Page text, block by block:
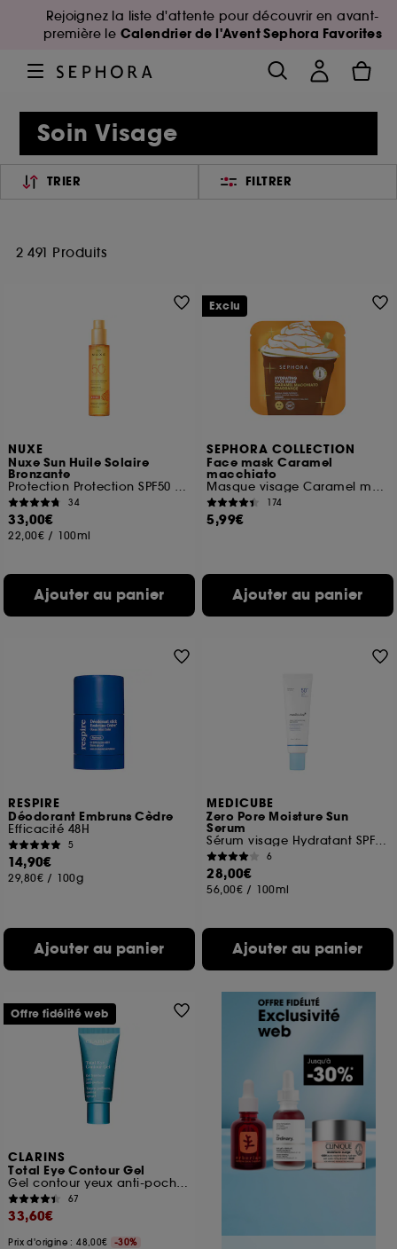
Rejoignez la liste d'attente pour découvrir en avant-
première le Calendrier de l'Avent Sephora Favorites
Soin Visage
TRIER FILTRER
2 491 Produits
NUXE
Nuxe Sun Huile Solaire
Bronzante
Protection Protection SPF50 visage et corps
34
33,00€
22,00€ / 100ml
Ajouter au panier
SEPHORA COLLECTION
Face mask Caramel
macchiato
Masque visage Caramel macchiato
174
5,99€
Ajouter au panier
Exclu
RESPIRE
Déodorant Embruns Cèdre
Efficacité 48H
5
14,90€
29,80€ / 100g
Ajouter au panier
MEDICUBE
Zero Pore Moisture Sun
Serum
Sérum visage Hydratant SPF50+
6
28,00€
56,00€ / 100ml
Ajouter au panier
CLARINS
Total Eye Contour Gel
Gel contour yeux anti-poches anti-cernes
67
33,60€
Prix d'origine : 48,00€ -30%
Offre fidélité web